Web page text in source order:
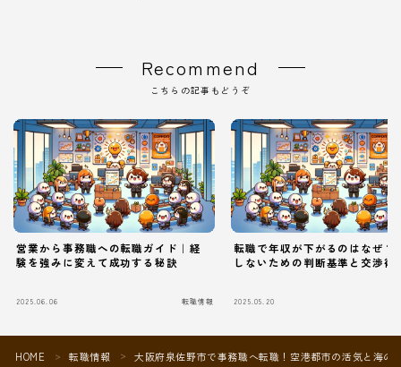
Follow Me
Recommend
こちらの記事もどうぞ
営業から事務職への転職ガイド｜経
験を強みに変えて成功する秘訣
2025.06.06 転職情報
転職で年収が下がるのはなぜ？
しないための判断基準と交渉術
2025.05.20
HOME ＞ 転職情報 ＞ 大阪府泉佐野市で事務職へ転職！空港都市の活気と海の